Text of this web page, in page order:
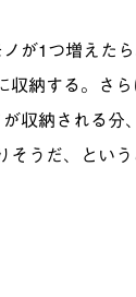
が1つ増えたら
収納する。さ
収納される分
うだ、とい